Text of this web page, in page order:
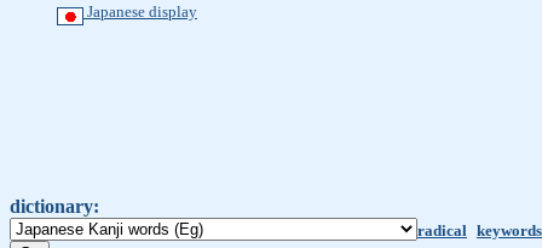
Japanese display
dictionary:
radical keywords